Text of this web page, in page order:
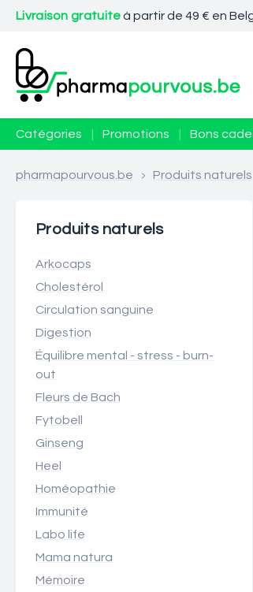
Livraison gratuiteà partir de 49 € en
Catégories Promotions Bons
pharmapourvous.be > Produits naturels
Produits naturels
Arkocaps
Cholestérol
Circulation sanguine
Digestion
Équilibre mental - stress - burn-
out
Fleurs de Bach
Fytobell
Ginseng
Heel
Homéopathie
Immunité
Labo life
Mama natura
Mémoire